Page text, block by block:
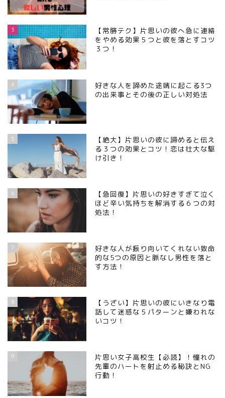
3
【常勝テク】片思いの彼へ急に連絡
をやめる効果５つと彼を落とすコツ
３つ！
4
好きな人を諦めた途端に起こる3つ
の出来事とその後の正しい対処法
5
【絶大】片思いの彼に諦めると伝え
る３つの効果とコツ！恋は壮大な駆
け引き！
6
【急回復】片思いの好きすぎて泣く
ほど辛い気持ちを解消する６つの対
処法！
7
好きな人が振り向いてくれない致命
的な5つの原因と脈なし男性を落と
す方法！
8
【うざい】片思いの彼にいきなり電
話して迷惑な５パターンと嫌われな
いコツ！
9
片思い女子高校生【必読】！憧れの
先輩のハートを射止める秘訣とNG
行動！